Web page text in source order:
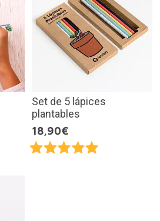
Set de 5 lápices
plantables
18,90€